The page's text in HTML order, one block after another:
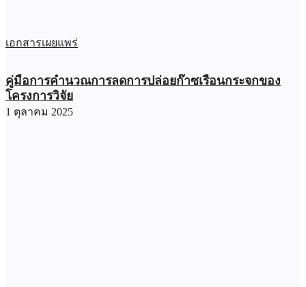
เอกสารเผยแพร่
คู่มือการคํานวณการลดการปล่อยก๊าซเรือนกระจกของ
โครงการวิจัย
1 ตุลาคม 2025